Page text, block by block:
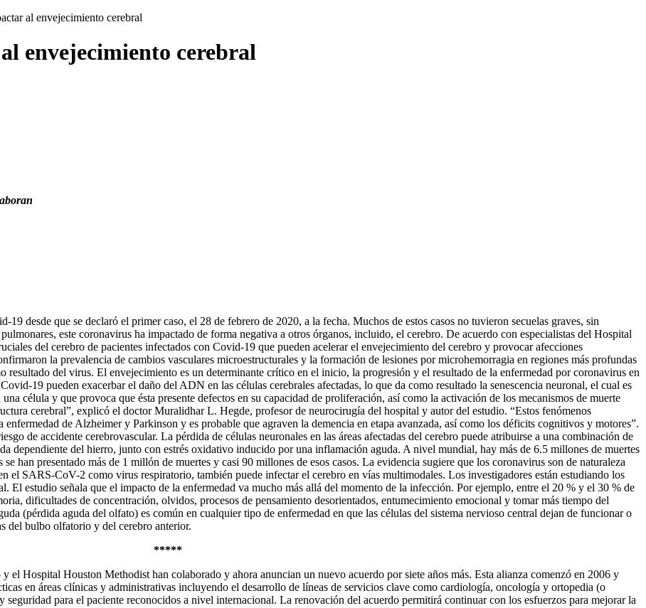
al envejecimiento cerebral
envejecimiento cerebral
desde que se declaró el primer caso, el 28 de febrero de 2020, a la fecha. Muchos de estos casos no tuvieron secuelas graves, sin
este coronavirus ha impactado de forma negativa a otros órganos, incluido, el cerebro. De acuerdo con especialistas del Hospital
del cerebro de pacientes infectados con Covid-19 que pueden acelerar el envejecimiento del cerebro y provocar afecciones
la prevalencia de cambios vasculares microestructurales y la formación de lesiones por microhemorragia en regiones más profundas
resultado del virus. El envejecimiento es un determinante crítico en el inicio, la progresión y el resultado de la enfermedad por coronavirus en
19 pueden exacerbar el daño del ADN en las células cerebrales afectadas, lo que da como resultado la senescencia neuronal, el cual es
célula y que provoca que ésta presente defectos en su capacidad de proliferación, así como la activación de los mecanismos de muerte
cerebral”, explicó el doctor Muralidhar L. Hegde, profesor de neurocirugía del hospital y autor del estudio. “Estos fenómenos
enfermedad de Alzheimer y Parkinson y es probable que agraven la demencia en etapa avanzada, así como los déficits cognitivos y motores”.
de accidente cerebrovascular. La pérdida de células neuronales en las áreas afectadas del cerebro puede atribuirse a una combinación de
dependiente del hierro, junto con estrés oxidativo inducido por una inflamación aguda. A nivel mundial, hay más de 6.5 millones de muertes
han presentado más de 1 millón de muertes y casi 90 millones de esos casos. La evidencia sugiere que los coronavirus son de naturaleza
el SARS-CoV-2 como virus respiratorio, también puede infectar el cerebro en vías multimodales. Los investigadores están estudiando los
El estudio señala que el impacto de la enfermedad va mucho más allá del momento de la infección. Por ejemplo, entre el 20 % y el 30 % de
dificultades de concentración, olvidos, procesos de pensamiento desorientados, entumecimiento emocional y tomar más tiempo del
(pérdida aguda del olfato) es común en cualquier tipo de enfermedad en que las células del sistema nervioso central dejan de funcionar o
del bulbo olfatorio y del cerebro anterior.
*****
Hospital Houston Methodist han colaborado y ahora anuncian un nuevo acuerdo por siete años más. Esta alianza comenzó en 2006 y
en áreas clínicas y administrativas incluyendo el desarrollo de líneas de servicios clave como cardiología, oncología y ortopedia (o
seguridad para el paciente reconocidos a nivel internacional. La renovación del acuerdo permitirá continuar con los esfuerzos para mejorar la